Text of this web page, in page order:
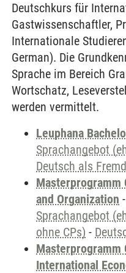
Deutschkurs für
Gastwissenschaftler,
Internationale
German). Die
Sprache im Bereich
Wortschatz,
werden vermittelt.
Leuphana
Sprachangebot
Deutsch als
Masterprogramm
and Organization -
Sprachangebot
ohne CPs) -
Masterprogramm
International